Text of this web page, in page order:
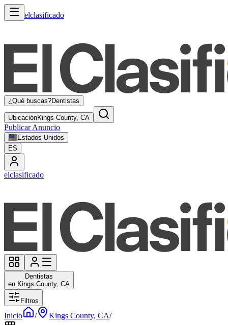
elclasificado
¿Qué buscas?Dentistas
UbicaciónKings County, CA
Publicar Anuncio
Estados Unidos
ES
elclasificado
Dentistas
en Kings County, CA
Filtros
Inicio / Kings County, CA/